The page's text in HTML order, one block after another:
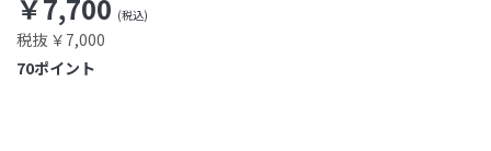
￥7,700
税抜 ￥7,000
ポイント
70